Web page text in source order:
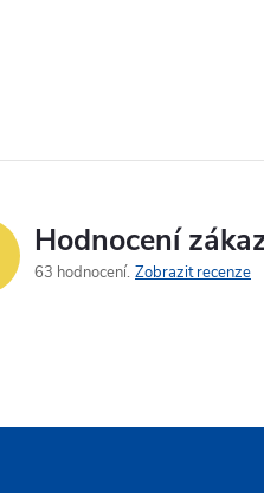
Hodnocení
63 hodnocení Zobrazit recenze